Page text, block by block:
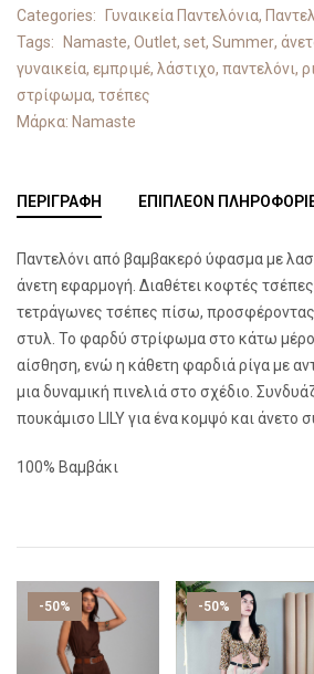
Categories:
Γυναικεία Παντελόνια,
Tags:
Namaste, Outlet, set, Summer,
γυναικεία, εμπριμέ, λάστιχο, παντελόνι,
στρίφωμα, τσέπες
Μάρκα: Namaste
ΠΕΡΙΓΡΑΦΉ ΕΠΙΠΛΈΟΝ
Παντελόνι από βαμβακερό ύφασμα με
άνετη εφαρμογή. Διαθέτει κοφτές
τετράγωνες τσέπες πίσω, προσφέροντας
στυλ. Το φαρδύ στρίφωμα στο κάτω
αίσθηση, ενώ η κάθετη φαρδιά ρίγα με
μια δυναμική πινελιά στο σχέδιο.
πουκάμισο LILY για ένα κομψό και άνετο
100% Βαμβάκι
-50% -50%